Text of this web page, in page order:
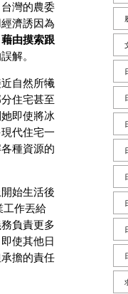
灣的農委
濟誘因為
由摸索跟
解。
自然所犧
住宅甚至
即使將冰
代住宅一
種資源的
始生活後
工作丟給
負責更多
使其他日
擔的責任